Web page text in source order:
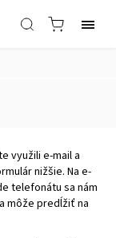
využili e-mail a
nižšie. Na e-
telefonátu sa nám
môže predĺžiť na